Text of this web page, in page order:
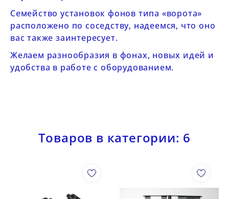
Семействоустановок фонов типа «ворота»
расположено по соседству, надеемся, что оно
вас также заинтересует.
Желаем разнообразия в фонах, новых идей и
удобства в работе с оборудованием.
Товаров в категории: 6